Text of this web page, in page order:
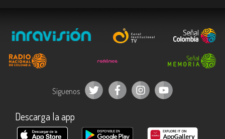
Síguenos
Descarga la app